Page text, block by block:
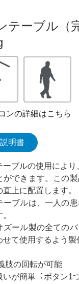
テーブル（
ンの詳細はこちら
明書
ーブルの使用によ
ができます。この
直上に配置します。
ーブルは、一人の
ズール製の全ての
せて使用するよう製
肢の回転が可能
いが簡単︓ボタン1